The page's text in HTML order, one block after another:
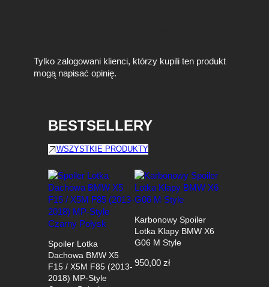
Tylko zalogowani klienci, którzy kupili ten produkt
mogą napisać opinię.
BESTSELLERY
WSZYSTKIE PRODUKTY
Spoiler Lotka
Dachowa BMW X5
F15 / X5M F85 (2013-
2018) MP-Style
Karbonowy Spoiler
Lotka Klapy BMW X6
G06 M Style
950,00 zł